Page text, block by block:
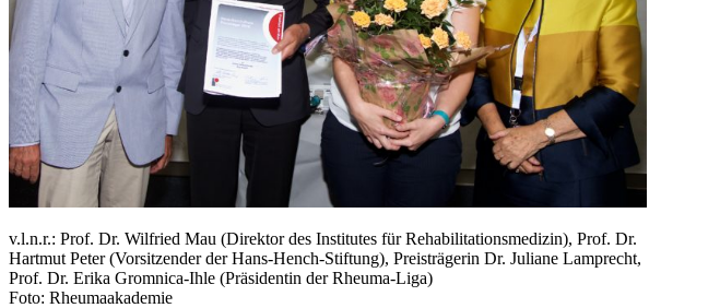
v.l.n.r.: Prof. Dr. Wilfried Mau (Direktor des Institutes für Rehabilitationsmedizin), Prof. Dr.
Hartmut Peter (Vorsitzender der Hans-Hench-Stiftung), Preisträgerin Dr. Juliane Lamprecht,
Prof. Dr. Erika Gromnica-Ihle (Präsidentin der Rheuma-Liga)
Foto: Rheumaakademie